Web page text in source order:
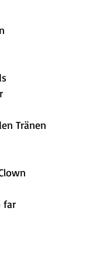
Tränen
far